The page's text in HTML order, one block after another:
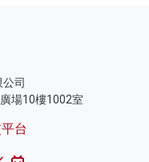
司
場10樓1002室
台